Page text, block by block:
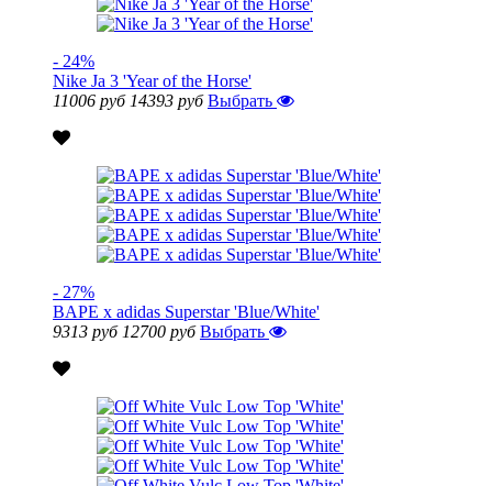
- 24%
Nike Ja 3 'Year of the Horse'
11006 руб 14393 руб Выбрать
- 27%
BAPE x adidas Superstar 'Blue/White'
9313 руб 12700 руб Выбрать